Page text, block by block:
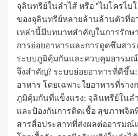
ไทย
รสชาติ
หวาน
อม
เปรี้ยว
สรรพคุณ
หลาย
จุลินทรีย์ในลำไส้ หรือ "ไมโครไ
ของจุลินทรีย์หลายล้านล้านตัวที่อ
เหล่านี้มีบทบาทสำคัญในการรักษ
การย่อยอาหารและการดูดซึมสาร
ระบบภูมิคุ้มกันและควบคุมอารม
จึงสำคัญ? ระบบย่อยอาหารที่ดีขึ้น
อาหาร โดยเฉพาะใยอาหารที่ร่าง
ภูมิคุ้มกันที่แข็งแรง: จุลินทรีย์ใน
และป้องกันการติดเชื้อ สุขภาพจิ
สารสื่อประสาทที่ส่งผลต่ออารมณ์